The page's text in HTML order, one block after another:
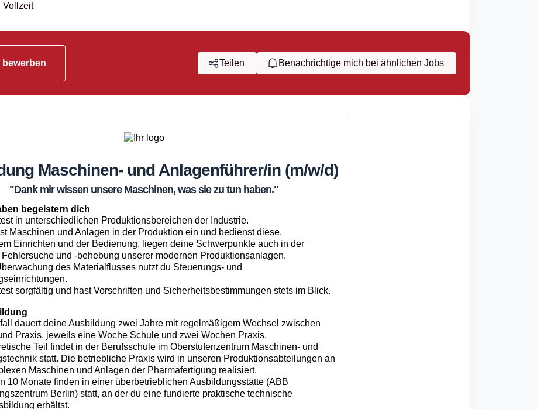
Vollzeit
bewerben Teilen Benachrichtige mich bei ähnlichen Jobs
Maschinen- und Anlagenführer/in (m/w/d)
"Dank mir wissen unsere Maschinen, was sie zu tun haben."
begeistern dich
in unterschiedlichen Produktionsbereichen der Industrie.
Maschinen und Anlagen in der Produktion ein und bedienst diese.
Einrichten und der Bedienung, liegen deine Schwerpunkte auch in der
Fehlersuche und -behebung unserer modernen Produktionsanlagen.
des Materialflusses nutzt du Steuerungs- und
sorgfältig und hast Vorschriften und Sicherheitsbestimmungen stets im Blick.
dauert deine Ausbildung zwei Jahre mit regelmäßigem Wechsel zwischen
Praxis, jeweils eine Woche Schule und zwei Wochen Praxis.
Teil findet in der Berufsschule im Oberstufenzentrum Maschinen- und
statt. Die betriebliche Praxis wird in unseren Produktionsabteilungen an
Maschinen und Anlagen der Pharmafertigung realisiert.
10 Monate finden in einer überbetrieblichen Ausbildungsstätte (ABB
Berlin) statt, an der du eine fundierte praktische technische
erhältst.